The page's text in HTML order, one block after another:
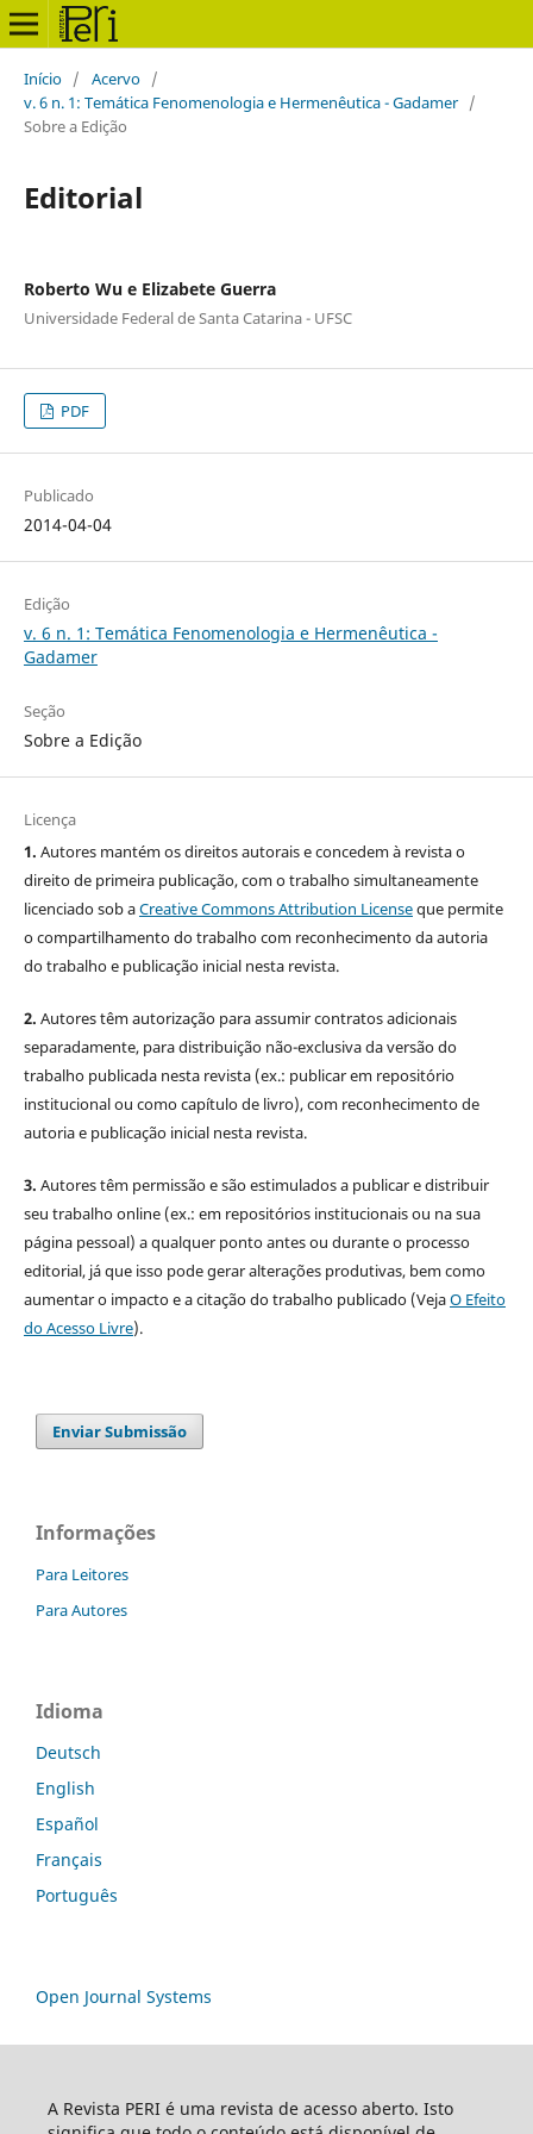
Início / Acervo /
v. 6 n. 1: Temática Fenomenologia e Hermenêutica - Gadamer /
Sobre a Edição
Editorial
Roberto Wu e Elizabete Guerra
Universidade Federal de Santa Catarina - UFSC
PDF
Publicado
2014-04-04
Edição
v. 6 n. 1: Temática Fenomenologia e Hermenêutica -
Gadamer
Seção
Sobre a Edição
Licença
1. Autores mantém os direitos autorais e concedem à revista o
direito de primeira publicação, com o trabalho simultaneamente
licenciado sob aCreative Commons Attribution Licenseque permite
o compartilhamento do trabalho com reconhecimento da autoria
do trabalho e publicação inicial nesta revista.
2. Autores têm autorização para assumir contratos adicionais
separadamente, para distribuição não-exclusiva da versão do
trabalho publicada nesta revista (ex.: publicar em repositório
institucional ou como capítulo de livro), com reconhecimento de
autoria e publicação inicial nesta revista.
3. Autores têm permissão e são estimulados a publicar e distribuir
seu trabalho online (ex.: em repositórios institucionais ou na sua
página pessoal) a qualquer ponto antes ou durante o processo
editorial, já que isso pode gerar alterações produtivas, bem como
aumentar o impacto e a citação do trabalho publicado (VejaO Efeito
do Acesso Livre).
Enviar Submissão
Informações
Para Leitores
Para Autores
Idioma
Deutsch
English
Español
Français
Português
Open Journal Systems
A Revista PERI é uma revista de acesso aberto. Isto